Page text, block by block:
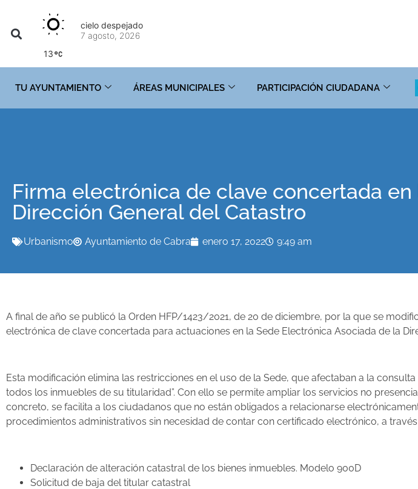
13
cielo despejado
7 agosto, 2026
TU AYUNTAMIENTO ÁREAS MUNICIPALES PARTICIPACIÓN CIUDADANA
Firma electrónica de clave concertada
Dirección General del Catastro
Urbanismo Ayuntamiento de Cabra enero 17, 2022 9:49 am
A final de año se publicó la Orden HFP/1423/2021, de 20 de diciembre, por la que se
electrónica de clave concertada para actuaciones en la Sede Electrónica Asociada de la
Esta modificación elimina las restricciones en el uso de la Sede, que afectaban a la
todos los inmuebles de su titularidad”. Con ello se permite ampliar los servicios no
concreto, se facilita a los ciudadanos que no están obligados a relacionarse
procedimientos administrativos sin necesidad de contar con certificado electrónico, a
Declaración de alteración catastral de los bienes inmuebles. Modelo 900D
Solicitud de baja del titular catastral